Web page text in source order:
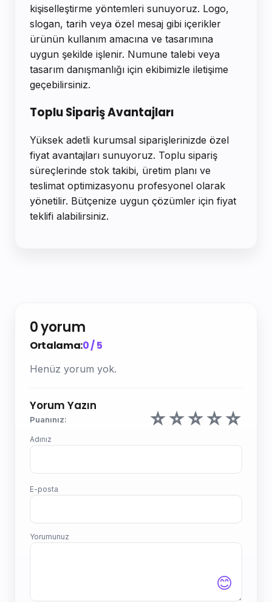
kişiselleştirme yöntemleri sunuyoruz. Logo,
slogan, tarih veya özel mesaj gibi içerikler
ürünün kullanım amacına ve tasarımına
uygun şekilde işlenir. Numune talebi veya
tasarım danışmanlığı için ekibimizle iletişime
geçebilirsiniz.
Toplu Sipariş Avantajları
Yüksek adetli kurumsal siparişlerinizde özel
fiyat avantajları sunuyoruz. Toplu sipariş
süreçlerinde stok takibi, üretim planı ve
teslimat optimizasyonu profesyonel olarak
yönetilir. Bütçenize uygun çözümler için fiyat
teklifi alabilirsiniz.
0 yorum
Ortalama:0 / 5
Henüz yorum yok.
Yorum Yazın
Puanınız: ☆☆☆☆☆
Adınız
E-posta
Yorumunuz
😊